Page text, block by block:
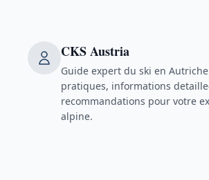
CKS Austria
Guide expert du ski en
pratiques, informations
recommandations pour votre
alpine.